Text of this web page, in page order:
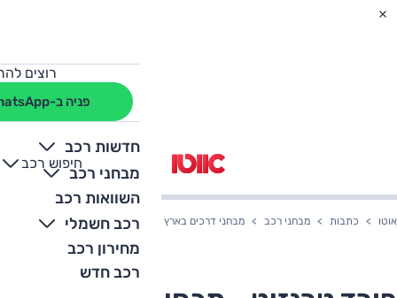
רוצים
פניה ב-WhatsApp
חדשות רכב
מבחני רכב
השוואות רכב
רכב חשמלי
מחירון רכב
רכב חדש
חיפוש רכב
+
-
אוטו כתבות מבחני רכב מבחני דרכים בארץ פורד טרנזיט - מבחן דרכים (מתיחת פנים, 2.0 ל',